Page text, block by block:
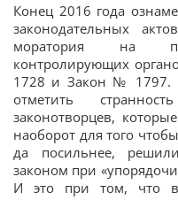
Конец 2016 года
законодательных
моратория на
контролирующих
1728 и Закон № 1797.
отметить
законотворцев,
наоборот для того
да посильнее,
законом при
И это при том, что